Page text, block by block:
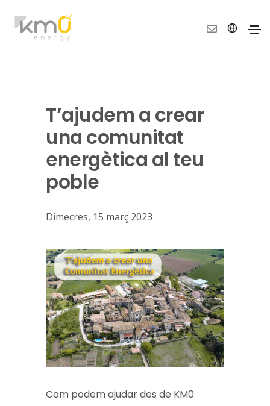
T’ajudem a crear
una comunitat
energètica al teu
poble
Dimecres, 15 març 2023
Com podem ajudar des de KM0